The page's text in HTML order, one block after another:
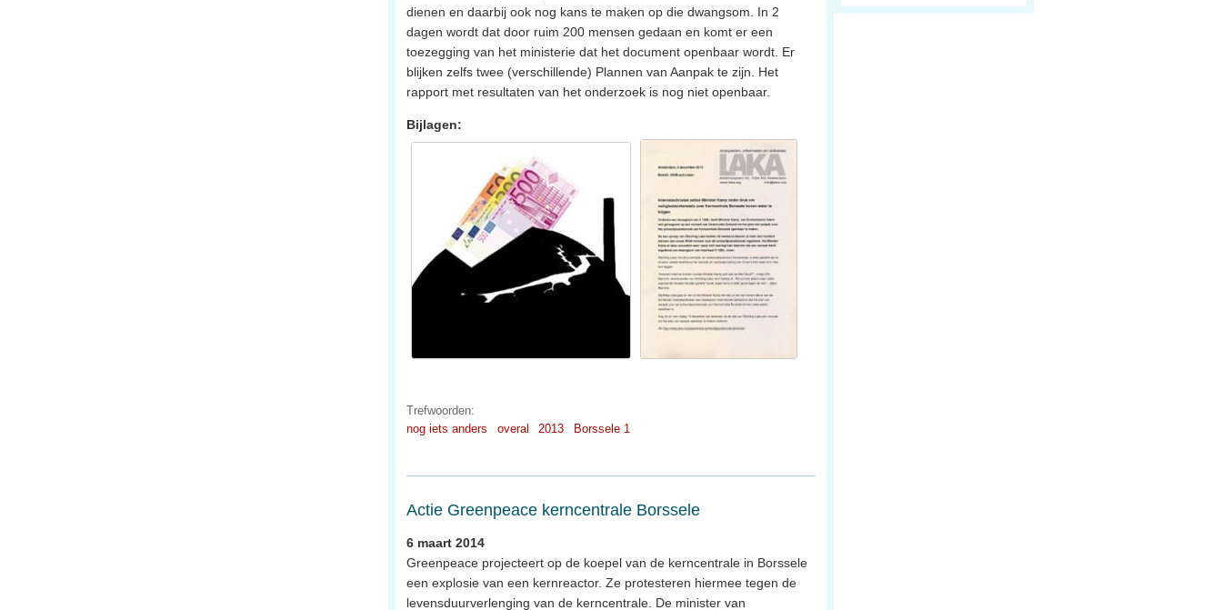
dienen en daarbij ook nog kans te maken op die dwangsom. In 2
dagen wordt dat door ruim 200 mensen gedaan en komt er een
toezegging van het ministerie dat het document openbaar wordt. Er
blijken zelfs twee (verschillende) Plannen van Aanpak te zijn. Het
rapport met resultaten van het onderzoek is nog niet openbaar.
Bijlagen:
Trefwoorden:
nog iets anders
overal 2013 Borssele 1
Actie Greenpeace kerncentrale Borssele
6 maart 2014
Greenpeace projecteert op de koepel van de kerncentrale in Borssele
een explosie van een kernreactor. Ze protesteren hiermee tegen de
levensduurverlenging van de kerncentrale. De minister van